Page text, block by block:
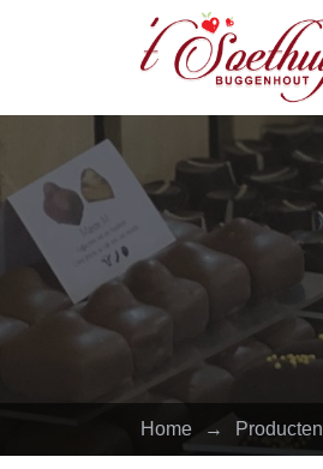
Home → Producten